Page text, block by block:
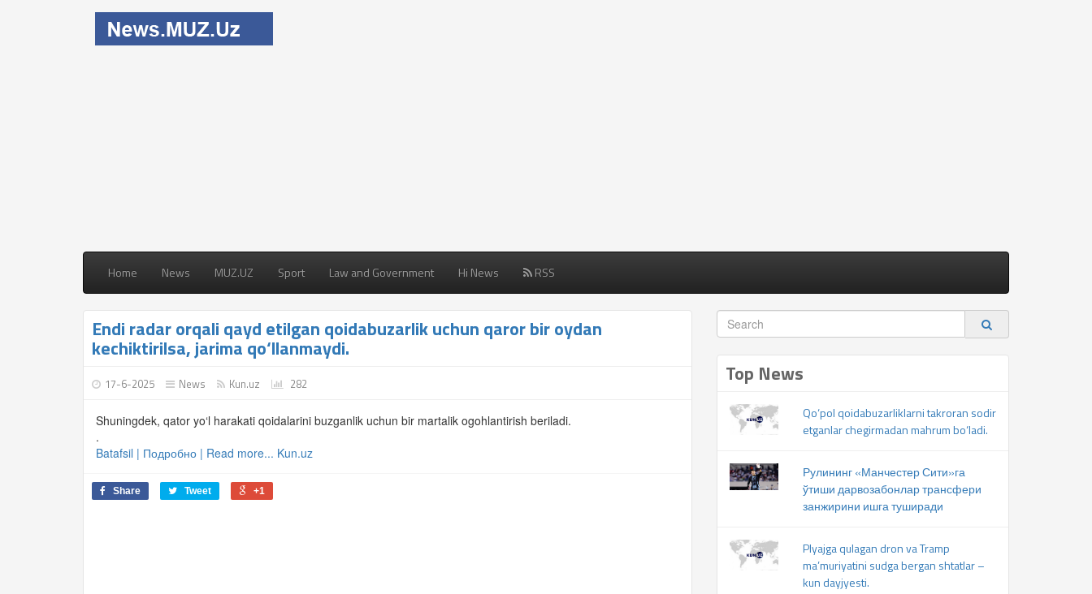
Home News MUZ.UZ Sport Law and Government Hi News RSS
Endi radar orqali qayd etilgan qoidabuzarlik uchun qaror bir oydan
kechiktirilsa, jarima qo‘llanmaydi.
17-6-2025 News Kun.uz 282
Shuningdek, qator yo‘l harakati qoidalarini buzganlik uchun bir martalik ogohlantirish beriladi.
.
Batafsil | Подробно | Read more... Kun.uz
Share Tweet +1
Top News
Qo‘pol qoidabuzarliklarni takroran sodir
etganlar chegirmadan mahrum bo‘ladi.
Рулининг «Манчестер Сити»га
ўтиши дарвозабонлар трансфери
занжирини ишга туширади
Plyajga qulagan dron va Tramp
ma’muriyatini sudga bergan shtatlar –
kun dayjyesti.